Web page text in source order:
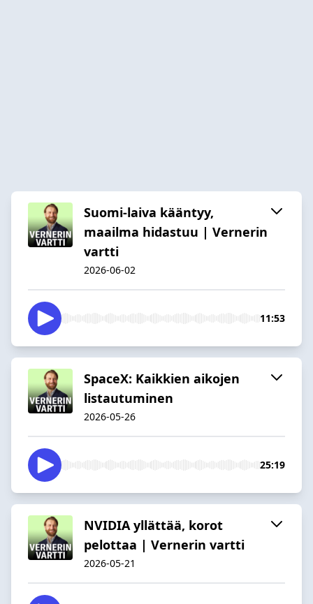
Suomi-laiva kääntyy,
maailma hidastuu | Vernerin
vartti
2026-06-02
11:53
SpaceX: Kaikkien aikojen
listautuminen
2026-05-26
25:19
NVIDIA yllättää, korot
pelottaa | Vernerin vartti
2026-05-21